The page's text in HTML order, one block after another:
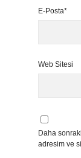
E-Posta*
Web Sitesi
Daha
adresim ve